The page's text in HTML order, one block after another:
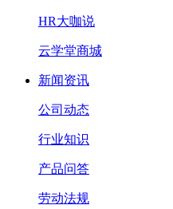
HR大咖说
云学堂商城
新闻资讯
公司动态
行业知识
产品问答
劳动法规